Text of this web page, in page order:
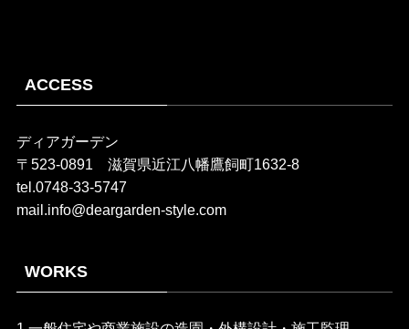
ACCESS
ディアガーデン
〒523-0891 滋賀県近江八幡鷹飼町1632-8
tel.0748-33-5747
mail.info@deargarden-style.com
WORKS